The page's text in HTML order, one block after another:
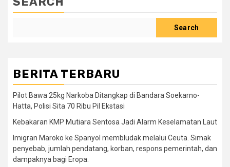
Search
BERITA TERBARU
Pilot Bawa 25kg Narkoba Ditangkap di Bandara Soekarno-
Hatta, Polisi Sita 70 Ribu Pil Ekstasi
Kebakaran KMP Mutiara Sentosa Jadi Alarm Keselamatan Laut
Imigran Maroko ke Spanyol membludak melalui Ceuta. Simak
penyebab, jumlah pendatang, korban, respons pemerintah, dan
dampaknya bagi Eropa.